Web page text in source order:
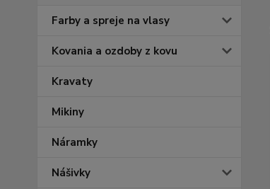
Farby a spreje na vlasy
Kovania a ozdoby z kovu
Kravaty
Mikiny
Náramky
Nášivky